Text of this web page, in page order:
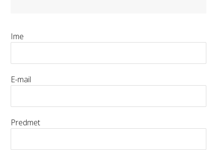
Ime
E-mail
Predmet